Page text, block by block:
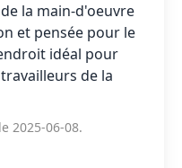
la main-d'oeuvre
et pensée pour le
idéal pour
de la
2025-06-08.